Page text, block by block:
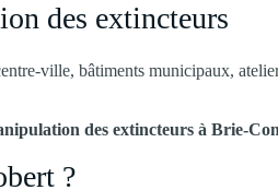
des extincteurs
ville, bâtiments municipaux,
des extincteurs à Brie-
?